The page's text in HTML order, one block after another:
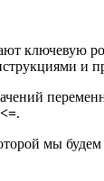
ключевую
и
<=.
мы будем